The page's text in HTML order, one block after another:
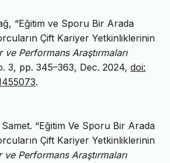
“Eğitim ve Sporu Bir Arada
Çift Kariyer Yetkinliklerinin
ve Performans Araştırmaları
3, pp. 345–363, Dec. 2024, doi:
.
“Eğitim Ve Sporu Bir Arada
Çift Kariyer Yetkinliklerinin
ve Performans Araştırmaları